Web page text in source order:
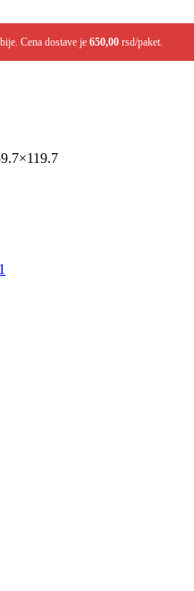
Cena dostave je 650,00rsd/paket.